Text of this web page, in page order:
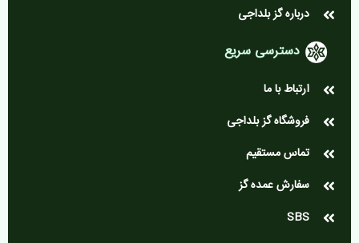
درباره گز بلداجی
دسترسی سریع
ارتباط با ما
فروشگاه گز بلداجی
تماس مستقیم
سفارش عمده گز
SBS